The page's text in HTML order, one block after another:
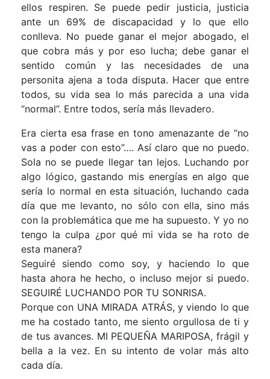
ellos respiren. Se puede pedir justicia, justicia
ante un 69% de discapacidad y lo que ello
conlleva. No puede ganar el mejor abogado, el
que cobra más y por eso lucha; debe ganar el
sentido común y las necesidades de una
personita ajena a toda disputa. Hacer que entre
todos, su vida sea lo más parecida a una vida
“normal”. Entre todos, sería más llevadero.
Era cierta esa frase en tono amenazante de “no
vas a poder con esto”…. Así claro que no puedo.
Sola no se puede llegar tan lejos. Luchando por
algo lógico, gastando mis energías en algo que
sería lo normal en esta situación, luchando cada
día que me levanto, no sólo con ella, sino más
con la problemática que me ha supuesto. Y yo no
tengo la culpa ¿por qué mi vida se ha roto de
esta manera?
Seguiré siendo como soy, y haciendo lo que
hasta ahora he hecho, o incluso mejor si puedo.
SEGUIRÉ LUCHANDO POR TU SONRISA.
Porque con UNA MIRADA ATRÁS, y viendo lo que
me ha costado tanto, me siento orgullosa de ti y
de tus avances. MI PEQUEÑA MARIPOSA, frágil y
bella a la vez. En su intento de volar más alto
cada día.